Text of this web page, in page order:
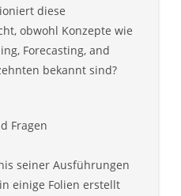
diese
obwohl Konzepte wie
Forecasting, and
bekannt sind?
Fragen
seiner Ausführungen
einige Folien erstellt